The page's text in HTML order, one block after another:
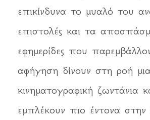
επικίνδυνα το μυαλό του
επιστολές και τα
εφημερίδες που
αφήγηση δίνουν στη ροή μια
κινηματογραφική ζωντάνια
εμπλέκουν πιο έντονα